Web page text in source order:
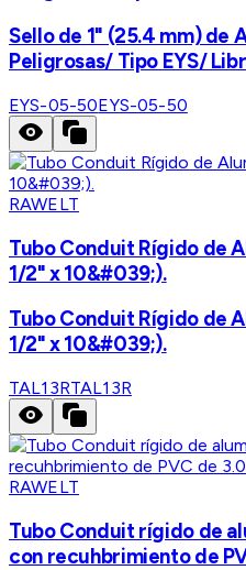
Sello de 1" (25.4 mm) de
Peligrosas/ Tipo EYS/
EYS-05-50EYS-05-50
RAWELT
Tubo Conduit Rígido de
1/2" x 10&#039;).
Tubo Conduit Rígido de
1/2" x 10&#039;).
TAL13RTAL13R
RAWELT
Tubo Conduit rígido de
con recuhbrimiento de